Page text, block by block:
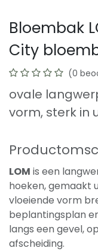
Bloembak
City
(0
ovale
vorm, sterk in
LOM is een
hoeken, gemaakt
vloeiende vorm
beplantingsplan
langs een gevel,
afscheiding.